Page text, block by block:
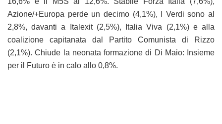
Azione/+Europa perde un decimo (4,1%), I Verdi sono al
2,8%, davanti a Italexit (2,5%), Italia Viva (2,1%) e alla
coalizione capitanata dal Partito Comunista di Rizzo
(2,1%). Chiude la neonata formazione di Di Maio: Insieme
per il Futuro è in calo allo 0,8%.